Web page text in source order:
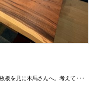
板を見に木馬さんへ。考えて･･･